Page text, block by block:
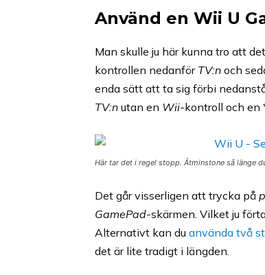
Använd en Wii U
Man skulle ju här kunna tro att
kontrollen nedanför TV:n och
enda sätt att ta sig förbi
TV:n utan en Wii-kontroll och en
Här tar det i regel stopp. Åtminstone så länge
Det går visserligen att trycka på
GamePad-skärmen. Vilket ju
Alternativt kan du använda två
det är lite tradigt i längden.